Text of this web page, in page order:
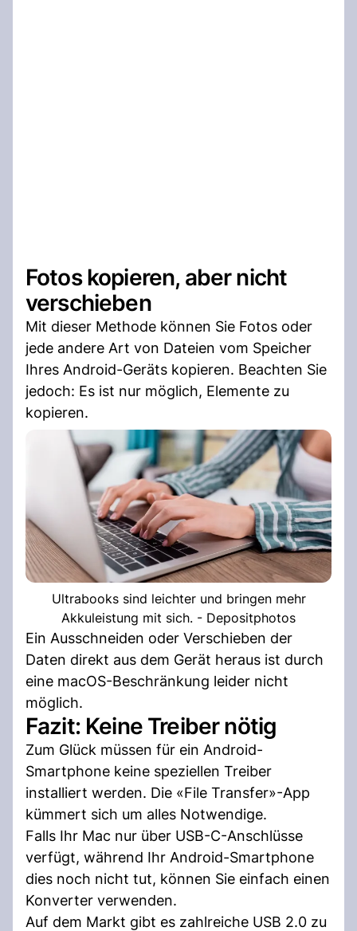
Fotos kopieren, aber nicht
verschieben
Mit dieser Methode können Sie Fotos oder
jede andere Art von Dateien vom Speicher
Ihres Android-Geräts kopieren. Beachten Sie
jedoch: Es ist nur möglich, Elemente zu
kopieren.
Ultrabooks sind leichter und bringen mehr
Akkuleistung mit sich. - Depositphotos
Ein Ausschneiden oder Verschieben der
Daten direkt aus dem Gerät heraus ist durch
eine macOS-Beschränkung leider nicht
möglich.
Fazit: Keine Treiber nötig
Zum Glück müssen für ein Android-
Smartphone keine speziellen Treiber
installiert werden. Die «File Transfer»-App
kümmert sich um alles Notwendige.
Falls Ihr Mac nur über USB-C-Anschlüsse
verfügt, während Ihr Android-Smartphone
dies noch nicht tut, können Sie einfach einen
Konverter verwenden.
Auf dem Markt gibt es zahlreiche USB 2.0 zu